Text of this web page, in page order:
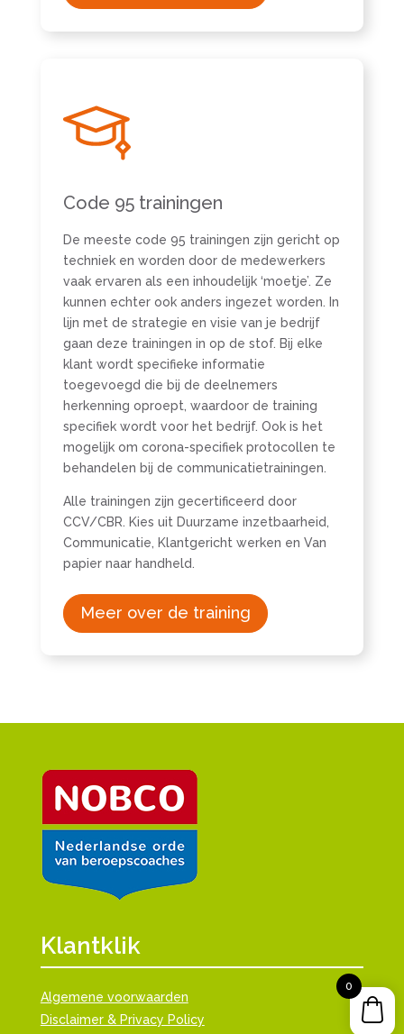
Code 95 trainingen
De meeste code 95 trainingen zijn gericht op
techniek en worden door de medewerkers
vaak ervaren als een inhoudelijk ‘moetje’. Ze
kunnen echter ook anders ingezet worden. In
lijn met de strategie en visie van je bedrijf
gaan deze trainingen in op de stof. Bij elke
klant wordt specifieke informatie
toegevoegd die bij de deelnemers
herkenning oproept, waardoor de training
specifiek wordt voor het bedrijf. Ook is het
mogelijk om corona-specifiek protocollen te
behandelen bij de communicatietrainingen.
Alle trainingen zijn gecertificeerd door
CCV/CBR. Kies uit Duurzame inzetbaarheid,
Communicatie, Klantgericht werken en Van
papier naar handheld.
Meer over de training
Klantklik
Algemene voorwaarden
Disclaimer & Privacy Policy
0